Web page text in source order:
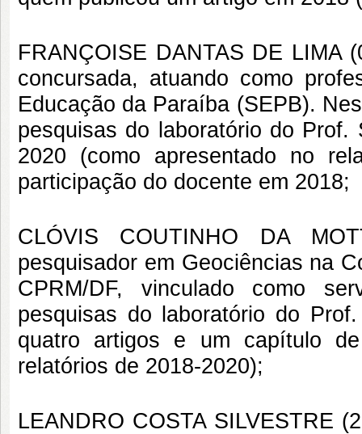
FRANÇOISE DANTAS DE LIMA
concursada, atuando como
Educação da Paraíba (SEPB).
pesquisas do laboratório do
2020 (como apresentado no
participação do docente em 2018;
CLÓVIS COUTINHO DA
pesquisador em Geociências na
CPRM/DF, vinculado como
pesquisas do laboratório do
quatro artigos e um capítulo
relatórios de 2018-2020);
LEANDRO COSTA SILVESTRE